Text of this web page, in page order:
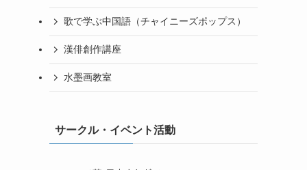
歌で学ぶ中国語（チャイニーズポップス）
漢俳創作講座
水墨画教室
サークル・イベント活動